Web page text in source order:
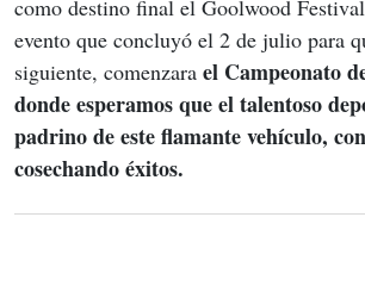
como destino final el Goolwood
evento que concluyó el 2 de julio para
siguiente, comenzara el Campeonato
donde esperamos que el talentoso
padrino de este flamante vehículo,
cosechando éxitos.